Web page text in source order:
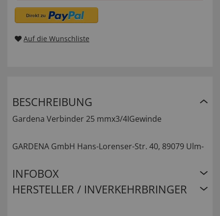
Auf die Wunschliste
BESCHREIBUNG
Gardena Verbinder 25 mmx3/4IGewinde
GARDENA GmbH Hans-Lorenser-Str. 40, 89079 Ulm-
INFOBOX
HERSTELLER / INVERKEHRBRINGER